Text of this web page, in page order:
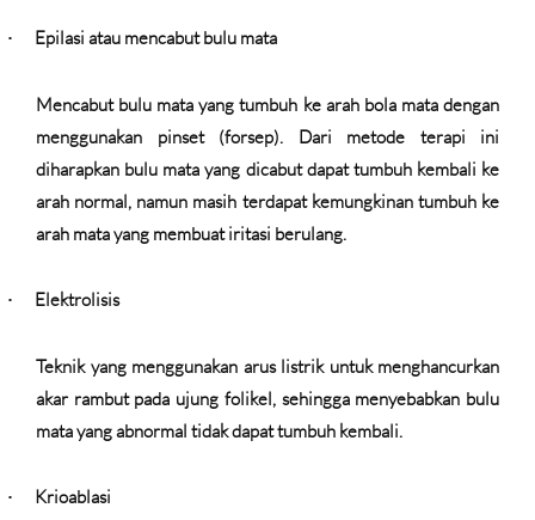
· Epilasi atau mencabut bulu mata
Mencabut bulu mata yang tumbuh ke arah bola mata dengan
menggunakan pinset (forsep). Dari metode terapi ini
diharapkan bulu mata yang dicabut dapat tumbuh kembali ke
arah normal, namun masih terdapat kemungkinan tumbuh ke
arah mata yang membuat iritasi berulang.
· Elektrolisis
Teknik yang menggunakan arus listrik untuk menghancurkan
akar rambut pada ujung folikel, sehingga menyebabkan bulu
mata yang abnormal tidak dapat tumbuh kembali.
· Krioablasi